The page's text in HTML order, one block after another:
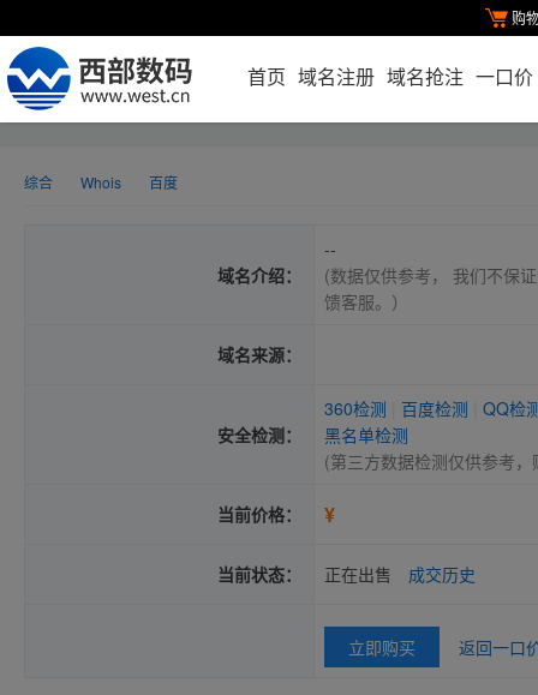
购
首页 域名注册 域名抢注 一口价
综合 Whois 百度
域名介绍：
--
(数据仅供参考， 我们不保
馈客服。）
域名来源：
安全检测：
360检测 百度检测
QQ检
黑名单检测
(第三方数据检测仅供参考
当前价格： ¥
当前状态： 正在出售 成交历史
立即购买 返回一口